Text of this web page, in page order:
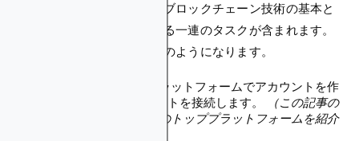
リプトクエストでは通常、ブロックチェーン技術の基本と
複雑さをユーザーに説明する一連のタスクが含まれます。
このプロセスは通常、以下のようになります。
: Questプラットフォームでアカウントを作
成するか、暗号ウォレットを接続します。
（この記事の
後半で、Crypto Questのトッププラットフォームを紹介